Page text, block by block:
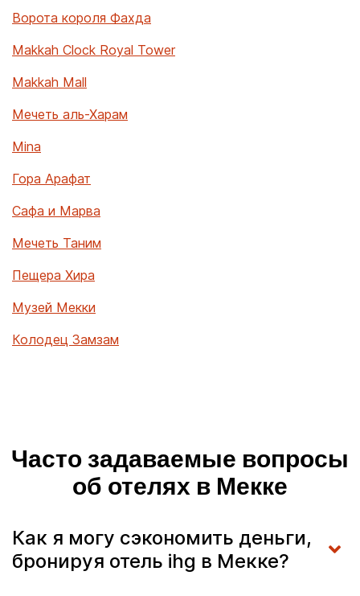
Ворота короля Фахда
Makkah Clock Royal Tower
Makkah Mall
Мечеть аль-Харам
Mina
Гора Арафат
Сафа и Марва
Мечеть Таним
Пещера Хира
Музей Мекки
Колодец Замзам
Часто задаваемые вопросы
об отелях в Мекке
Как я могу сэкономить деньги,
бронируя отель ihg в Мекке?